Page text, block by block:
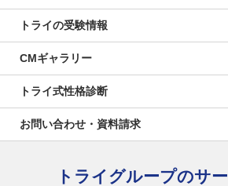
トライの受験情報
CMギャラリー
トライ式性格診断
お問い合わせ・資料請求
トライグループのサ